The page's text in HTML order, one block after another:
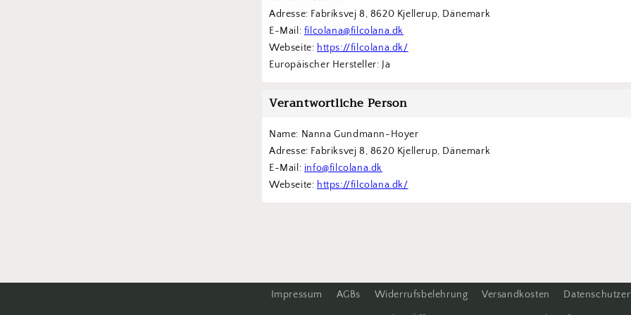
Adresse: Fabriksvej 8, 8620 Kjellerup, Dänemark
E-Mail: filcolana@filcolana.dk
Webseite: https://filcolana.dk/
Europäischer Hersteller: Ja
Verantwortliche Person
Name: Nanna Gundmann-Hoyer
Adresse: Fabriksvej 8, 8620 Kjellerup, Dänemark
E-Mail: info@filcolana.dk
Webseite: https://filcolana.dk/
Impressum AGBs Widerrufsbelehrung Versandkosten